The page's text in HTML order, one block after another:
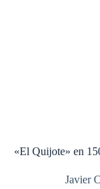
«El Quijote» en
Javier